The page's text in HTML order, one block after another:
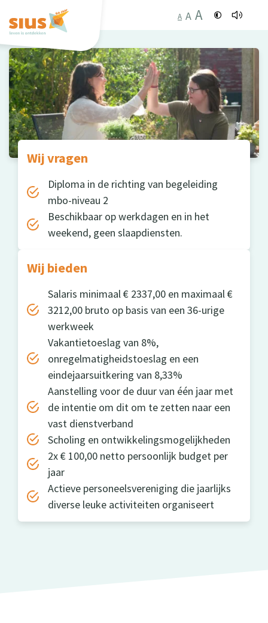
A A A
Wij vragen
Diploma in de richting van begeleiding
mbo-niveau 2
Beschikbaar op werkdagen en in het
weekend, geen slaapdiensten.
Wij bieden
Salaris minimaal € 2337,00 en maximaal €
3212,00 bruto op basis van een 36-urige
werkweek
Vakantietoeslag van 8%,
onregelmatigheidstoeslag en een
eindejaarsuitkering van 8,33%
Aanstelling voor de duur van één jaar met
de intentie om dit om te zetten naar een
vast dienstverband
Scholing en ontwikkelingsmogelijkheden
2x € 100,00 netto persoonlijk budget per
jaar
Actieve personeelsvereniging die jaarlijks
diverse leuke activiteiten organiseert